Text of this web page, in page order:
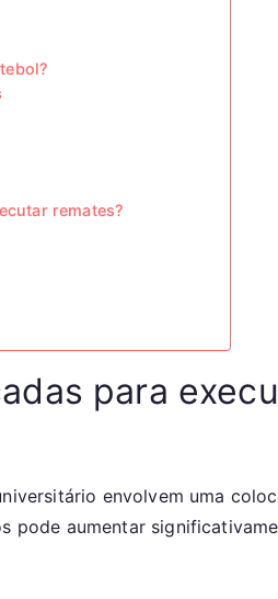
remates?
para
envolvem uma
pode aumentar